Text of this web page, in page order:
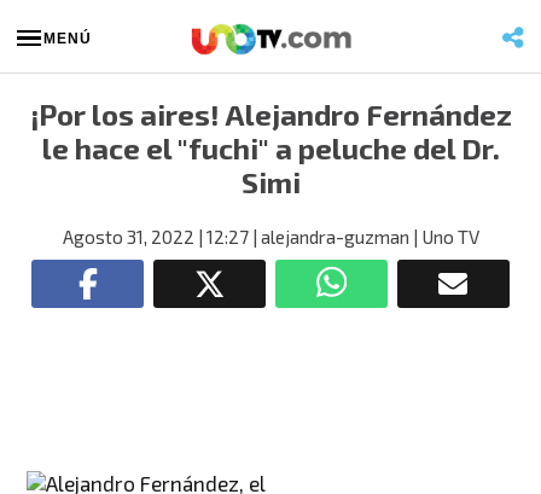
MENÚ
¡Por los aires! Alejandro Fernández
le hace el "fuchi" a peluche del Dr.
Simi
Agosto 31, 2022 | 12:27| alejandra-guzman | Uno TV